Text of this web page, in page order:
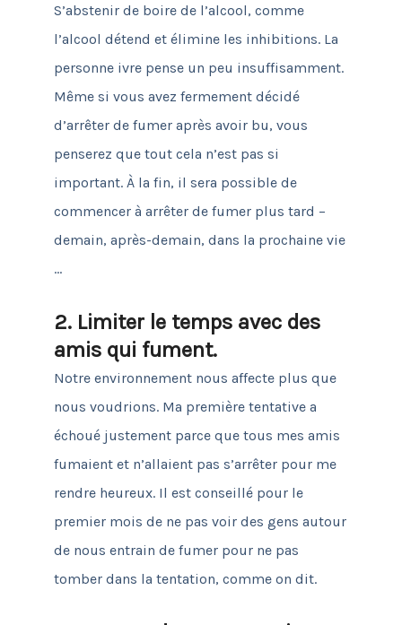
S’abstenir de boire de l’alcool, comme
l’alcool détend et élimine les inhibitions. La
personne ivre pense un peu insuffisamment.
Même si vous avez fermement décidé
d’arrêter de fumer après avoir bu, vous
penserez que tout cela n’est pas si
important. À la fin, il sera possible de
commencer à arrêter de fumer plus tard –
demain, après-demain, dans la prochaine vie
…
2. Limiter le temps avec des
amis qui fument.
Notre environnement nous affecte plus que
nous voudrions. Ma première tentative a
échoué justement parce que tous mes amis
fumaient et n’allaient pas s’arrêter pour me
rendre heureux. Il est conseillé pour le
premier mois de ne pas voir des gens autour
de nous entrain de fumer pour ne pas
tomber dans la tentation, comme on dit.